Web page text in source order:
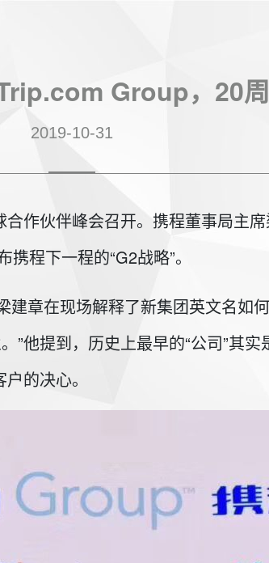
Group，20
2019-10-31
作伙伴峰会召开。携程董事局主
程下一程的“G2战略”。
梁建章在现场解释了新集团英文名如
”他提到，历史上最早的“公司”其
的决心。